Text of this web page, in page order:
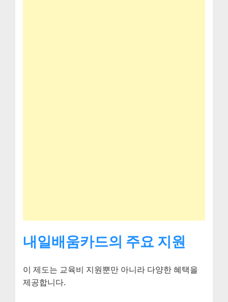
내일배움카드의 주요 지원
이 제도는 교육비 지원뿐만 아니라 다양한 혜택을
제공합니다.